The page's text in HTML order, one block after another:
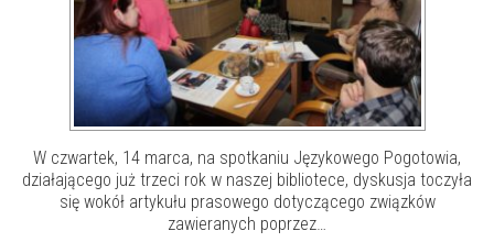
W czwartek, 14 marca, na spotkaniu Językowego Pogotowia,
działającego już trzeci rok w naszej bibliotece, dyskusja toczyła
się wokół artykułu prasowego dotyczącego związków
zawieranych poprzez…